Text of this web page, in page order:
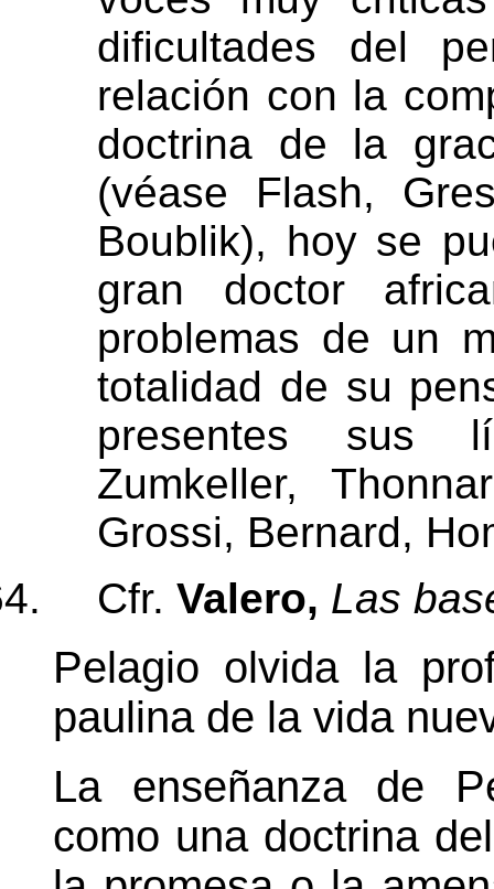
dificultades del
relación con la
doctrina de la
(véase Flash,
Boublik), hoy se
gran doctor
problemas de un
totalidad de su
presentes sus
Zumkeller,
Grossi, Bernard,
Cfr. Valero, Las
Pelagio olvida la
paulina de la vida
La enseñanza de
como una doctrina